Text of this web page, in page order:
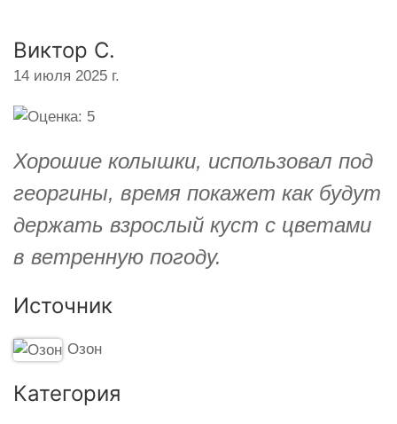
Виктор С.
14 июля 2025 г.
Хорошие колышки, использовал под
георгины, время покажет как будут
держать взрослый куст с цветами
в ветренную погоду.
Источник
Озон
Категория